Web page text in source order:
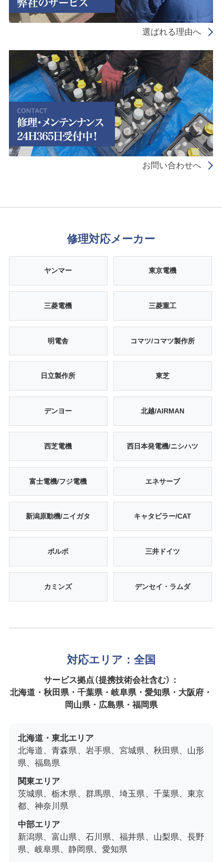
選ばれる理由へ
お問い合わせへ
修理対応メーカー
ヤンマー 東京電機
三菱電機 三菱重工
明電舎 コマツ/コマツ製作所
日立製作所 東芝
デンヨー 北越/AIRMAN
西芝電機 西日本発電機/ニシハツ
富士電機/フジ電機 エネサーブ
新潟原動機/ニイガタ キャタピラー/CAT
ボルボ 三井ドイツ
カミンズ デンセイ・ラムダ
対応エリア：全国
サービス拠点（提携技術会社含む）：
北海道・秋田県・千葉県・岐阜県・愛知県・大阪府・
岡山県・広島県・福岡県
北海道・東北エリア
北海道、青森県、岩手県、宮城県、秋田県、山形
県、福島県
関東エリア
茨城県、栃木県、群馬県、埼玉県、千葉県、東京
都、神奈川県
中部エリア
新潟県、富山県、石川県、福井県、山梨県、長野
県、岐阜県、静岡県、愛知県